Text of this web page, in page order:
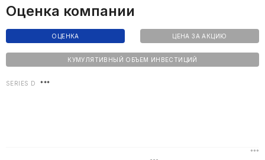
Оценка компании
ОЦЕНКА ЦЕНА ЗА АКЦИЮ
КУМУЛЯТИВНЫЙ ОБЪЕМ ИНВЕСТИЦИЙ
SERIES D ***